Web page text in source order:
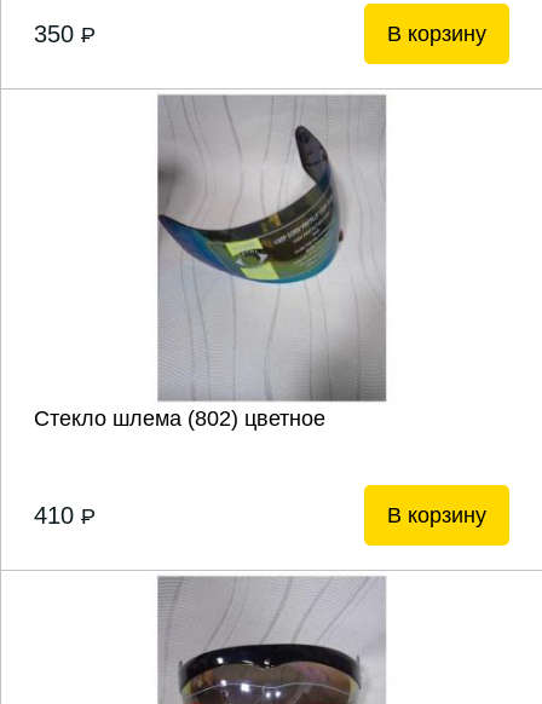
350 P В корзину
Стекло шлема (802) цветное
410 P В корзину